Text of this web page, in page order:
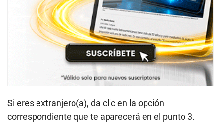
Si eres extranjero(a), da clic en la opción
correspondiente que te aparecerá en el punto 3.